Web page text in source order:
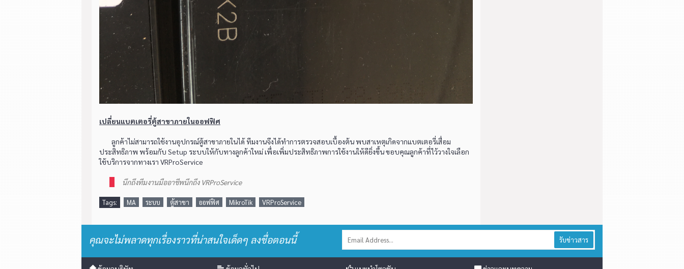
เปลี่ยนแบตเตอรี่ตู้สาขาภายในออฟฟิศ
ลูกค้าไม่สามารถใช้งานอุปกรณ์ตู้สาขาภายในได้ ทีมงานจึงได้ทำการตรวจสอบเบื้องต้น พบสาเหตุเกิดจากแบตเตอรี่เสื่อม
ประสิทธิภาพ พร้อมกับ Setup ระบบให้กับทางลูกค้าใหม่ เพื่อเพิ่มประสิทธิภาพการใช้งานให้ดียิ่งขึ้น ขอบคุณลูกค้าที่ไว้วางใจเลือก
ใช้บริการจากทางเรา VRProService
นึกถึงทีมงานมืออาชีพนึกถึง VRProService
Tags: MA ระบบ ตู้สาขา ออฟฟิศ MikroTik VRProService
คุณจะไม่พลาดทุกเรื่องราวที่น่าสนใจเด็ดๆ ลงชื่อตอนนี้ รับข่าวสาร